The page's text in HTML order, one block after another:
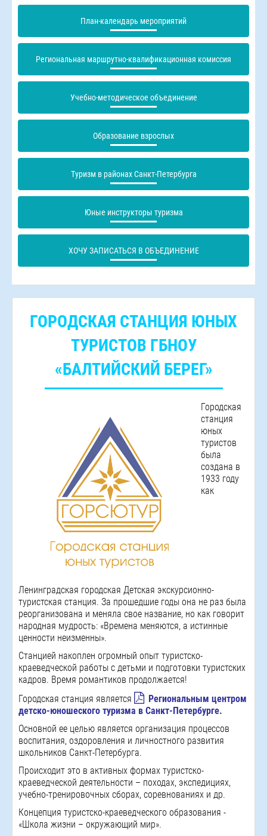
План-календарь мероприятий
Региональная маршрутно-квалификационная комиссия
Учебно-методическое объединение
Образование взрослых
Туризм в районах Санкт-Петербурга
Юные инструкторы туризма
ХОЧУ ЗАПИСАТЬСЯ В ОБЪЕДИНЕНИЕ
ГОРОДСКАЯ СТАНЦИЯ ЮНЫХ
ТУРИСТОВ ГБНОУ
«БАЛТИЙСКИЙ БЕРЕГ»
Городская
станция
юных
туристов
была
создана в
1933 году
как
Ленинградская городская Детская экскурсионно-
туристская станция. За прошедшие годы она не раз была
реорганизована и меняла свое название, но как говорит
народная мудрость: «Времена меняются, а истинные
ценности неизменны».
Станцией накоплен огромный опыт туристско-
краеведческой работы с детьми и подготовки туристских
кадров. Время романтиков продолжается!
Городская станция является
Региональным центром
детско-юношеского туризма в Санкт-Петербурге.
Основной ее целью является организация процессов
воспитания, оздоровления и личностного развития
школьников Санкт-Петербурга.
Происходит это в активных формах туристско-
краеведческой деятельности – походах, экспедициях,
учебно-тренировочных сборах, соревнованиях и др.
Концепция туристско-краеведческого образования -
«Школа жизни – окружающий мир».